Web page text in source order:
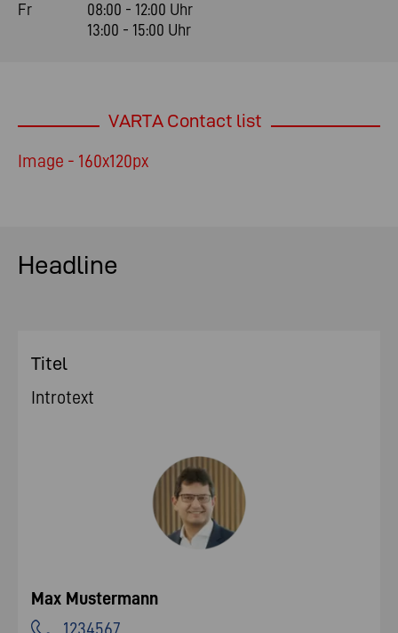
Fr
08:00 - 12:00 Uhr
13:00 - 15:00 Uhr
VARTA Contact list
Image - 160x120px
Headline
Titel
Introtext
Max Mustermann
1234567